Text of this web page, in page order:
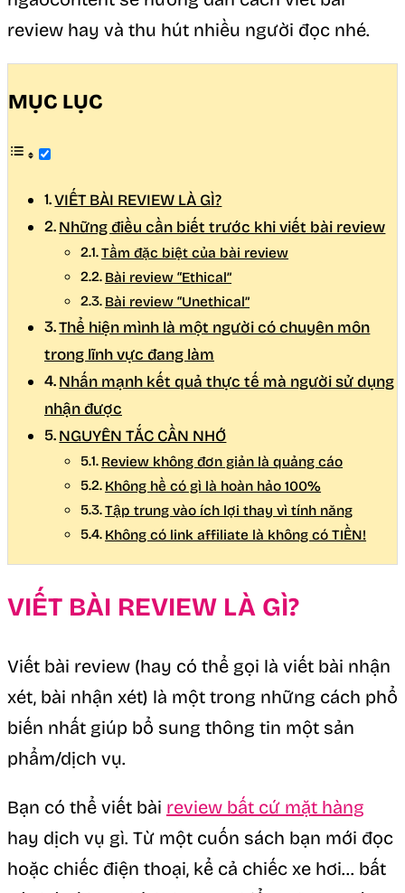
review hay và thu hút nhiều người đọc nhé.
MỤC LỤC
VIẾT BÀI REVIEW LÀ GÌ?
Những điều cần biết trước khi viết bài review
Tầm đặc biệt của bài review
Bài review “Ethical”
Bài review “Unethical”
Thể hiện mình là một người có chuyên môn
trong lĩnh vực đang làm
Nhấn mạnh kết quả thực tế mà người sử dụng
nhận được
NGUYÊN TẮC CẦN NHỚ
Review không đơn giản là quảng cáo
Không hề có gì là hoàn hảo 100%
Tập trung vào ích lợi thay vì tính năng
Không có link affiliate là không có TIỀN!
VIẾT BÀI REVIEW LÀ GÌ?
Viết bài review (hay có thể gọi là viết bài nhận
xét, bài nhận xét) là một trong những cách phổ
biến nhất giúp bổ sung thông tin một sản
phẩm/dịch vụ.
Bạn có thể viết bài review bất cứ mặt hàng
hay dịch vụ gì. Từ một cuốn sách bạn mới đọc
hoặc chiếc điện thoại, kể cả chiếc xe hơi… bất